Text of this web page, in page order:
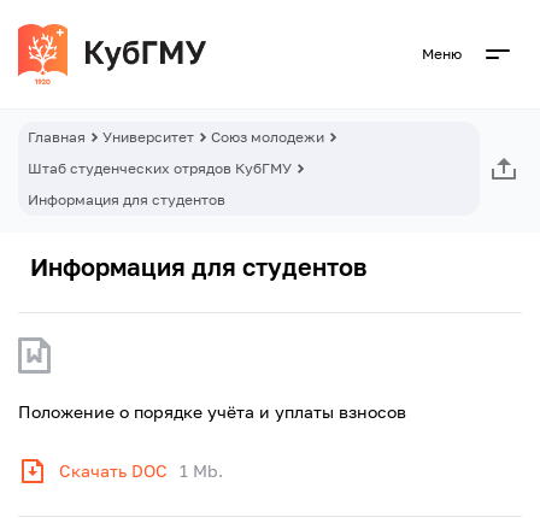
Меню
Главная Университет
Союз молодежи
Штаб студенческих отрядов КубГМУ
Информация для студентов
Информация для студентов
Положение о порядке учёта и уплаты взносов
Скачать DOC 1 Mb.